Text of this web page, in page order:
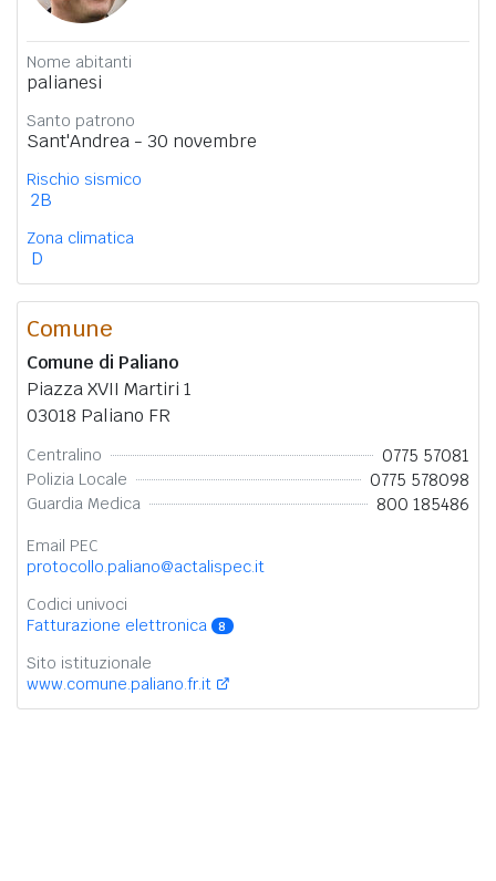
Nome abitanti
palianesi
Santo patrono
Sant'Andrea - 30 novembre
Rischio sismico
2B
Zona climatica
D
Comune
Comune di Paliano
Piazza XVII Martiri 1
03018 Paliano FR
Centralino 0775 57081
Polizia Locale 0775 578098
Guardia Medica 800 185486
Email PEC
protocollo.paliano@actalispec.it
Codici univoci
Fatturazione elettronica
8
Sito istituzionale
www.comune.paliano.fr.it